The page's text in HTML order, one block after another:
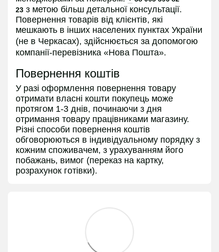
23 з метою більш детальної консультації.
Повернення товарів від клієнтів, які
мешкають в інших населених пунктах України
(не в Черкасах), здійснюється за допомогою
компанії-перевізника «Нова Пошта».
Повернення коштів
У разі оформлення повернення товару
отримати власні кошти покупець може
протягом 1-3 днів, починаючи з дня
отримання товару працівниками магазину.
Різні способи повернення коштів
обговорюються в індивідуальному порядку з
кожним споживачем, з урахуванням його
побажань, вимог (переказ на картку,
розрахунок готівки).